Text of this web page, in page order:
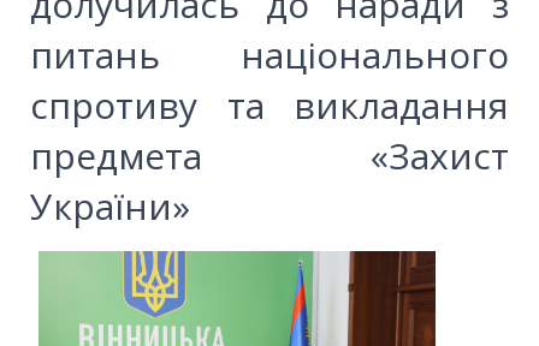
питань національного
спротиву та викладання
предмета «Захист
України»